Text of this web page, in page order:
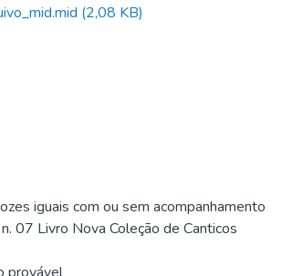
(2,08 KB)
iguais com ou sem acompanhamento
07 Livro Nova Coleção de Canticos